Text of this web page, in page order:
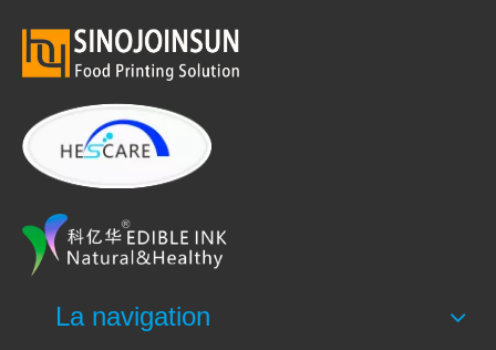
La navigation